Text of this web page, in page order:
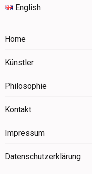
English
Home
Künstler
Philosophie
Kontakt
Impressum
Datenschutzerklärung